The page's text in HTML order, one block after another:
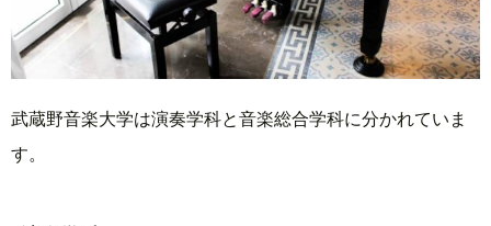
武蔵野音楽大学は演奏学科と音楽総合学科に分かれていま
す。